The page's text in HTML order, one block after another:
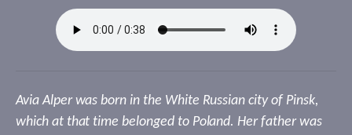
Avia Alper was born in the White Russian city of Pinsk,
which at that time belonged to Poland. Her father was